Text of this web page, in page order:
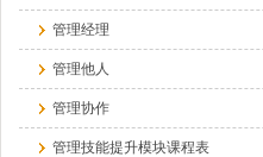
管理经理
管理他人
管理协作
管理技能提升模块课程表